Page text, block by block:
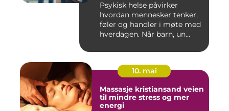
Psykisk helse påvirker
hvordan mennesker tenker,
føler og handler i møte med
hverdagen. Når barn, un...
10. mai
Massasje kristiansand veien
til mindre stress og mer
energi